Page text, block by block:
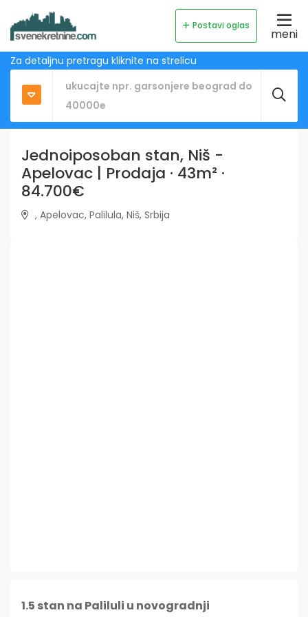
Postavi oglas
meni
Za detaljnu pretragu kliknite na strelicu
Jednoiposoban stan, Niš -
Apelovac | Prodaja · 43m² ·
84.700€
, Apelovac, Palilula, Niš, Srbija
1.5 stan na Paliluli u novogradnji